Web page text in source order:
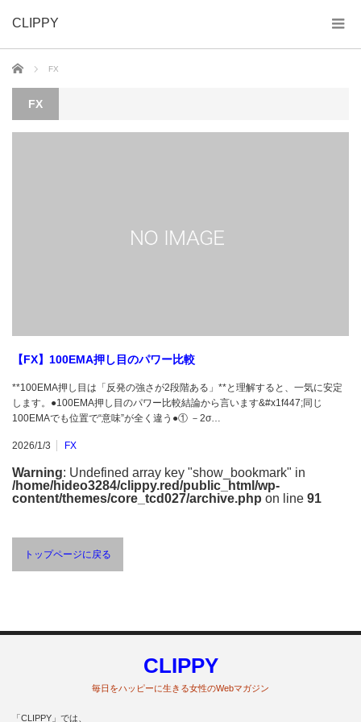
CLIPPY
ホーム FX
FX
【FX】100EMA押し目のパワー比較
**100EMA押し目は「反発の強さが2段階ある」**と理解すると、一気に安定
します。●100EMA押し目のパワー比較結論から言います&#x1f447;同じ
100EMAでも位置で“意味”が全く違う●① －2σ…
2026/1/3 FX
Warning: Undefined array key "show_bookmark" in
/home/hideo3284/clippy.red/public_html/wp-
content/themes/core_tcd027/archive.php on line 91
トップページに戻る
CLIPPY
毎日をハッピーに生きる女性のWebマガジン
「CLIPPY」では、